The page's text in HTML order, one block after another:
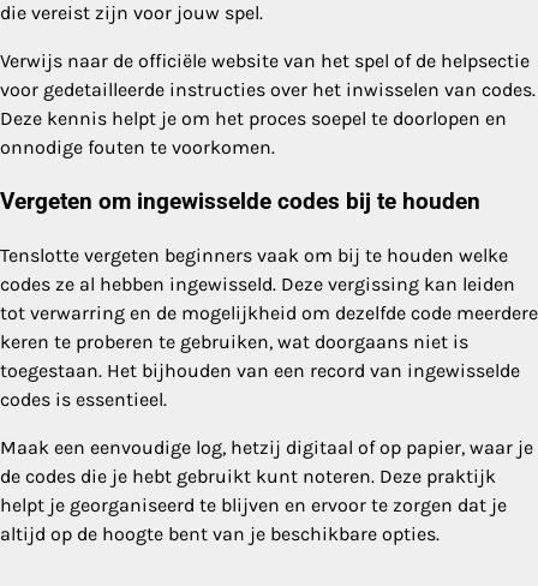
die vereist zijn voor jouw spel.
Verwijs naar de officiële website van het spel of de helpsectie
voor gedetailleerde instructies over het inwisselen van codes.
Deze kennis helpt je om het proces soepel te doorlopen en
onnodige fouten te voorkomen.
Vergeten om ingewisselde codes bij te houden
Tenslotte vergeten beginners vaak om bij te houden welke
codes ze al hebben ingewisseld. Deze vergissing kan leiden
tot verwarring en de mogelijkheid om dezelfde code meerdere
keren te proberen te gebruiken, wat doorgaans niet is
toegestaan. Het bijhouden van een record van ingewisselde
codes is essentieel.
Maak een eenvoudige log, hetzij digitaal of op papier, waar je
de codes die je hebt gebruikt kunt noteren. Deze praktijk
helpt je georganiseerd te blijven en ervoor te zorgen dat je
altijd op de hoogte bent van je beschikbare opties.